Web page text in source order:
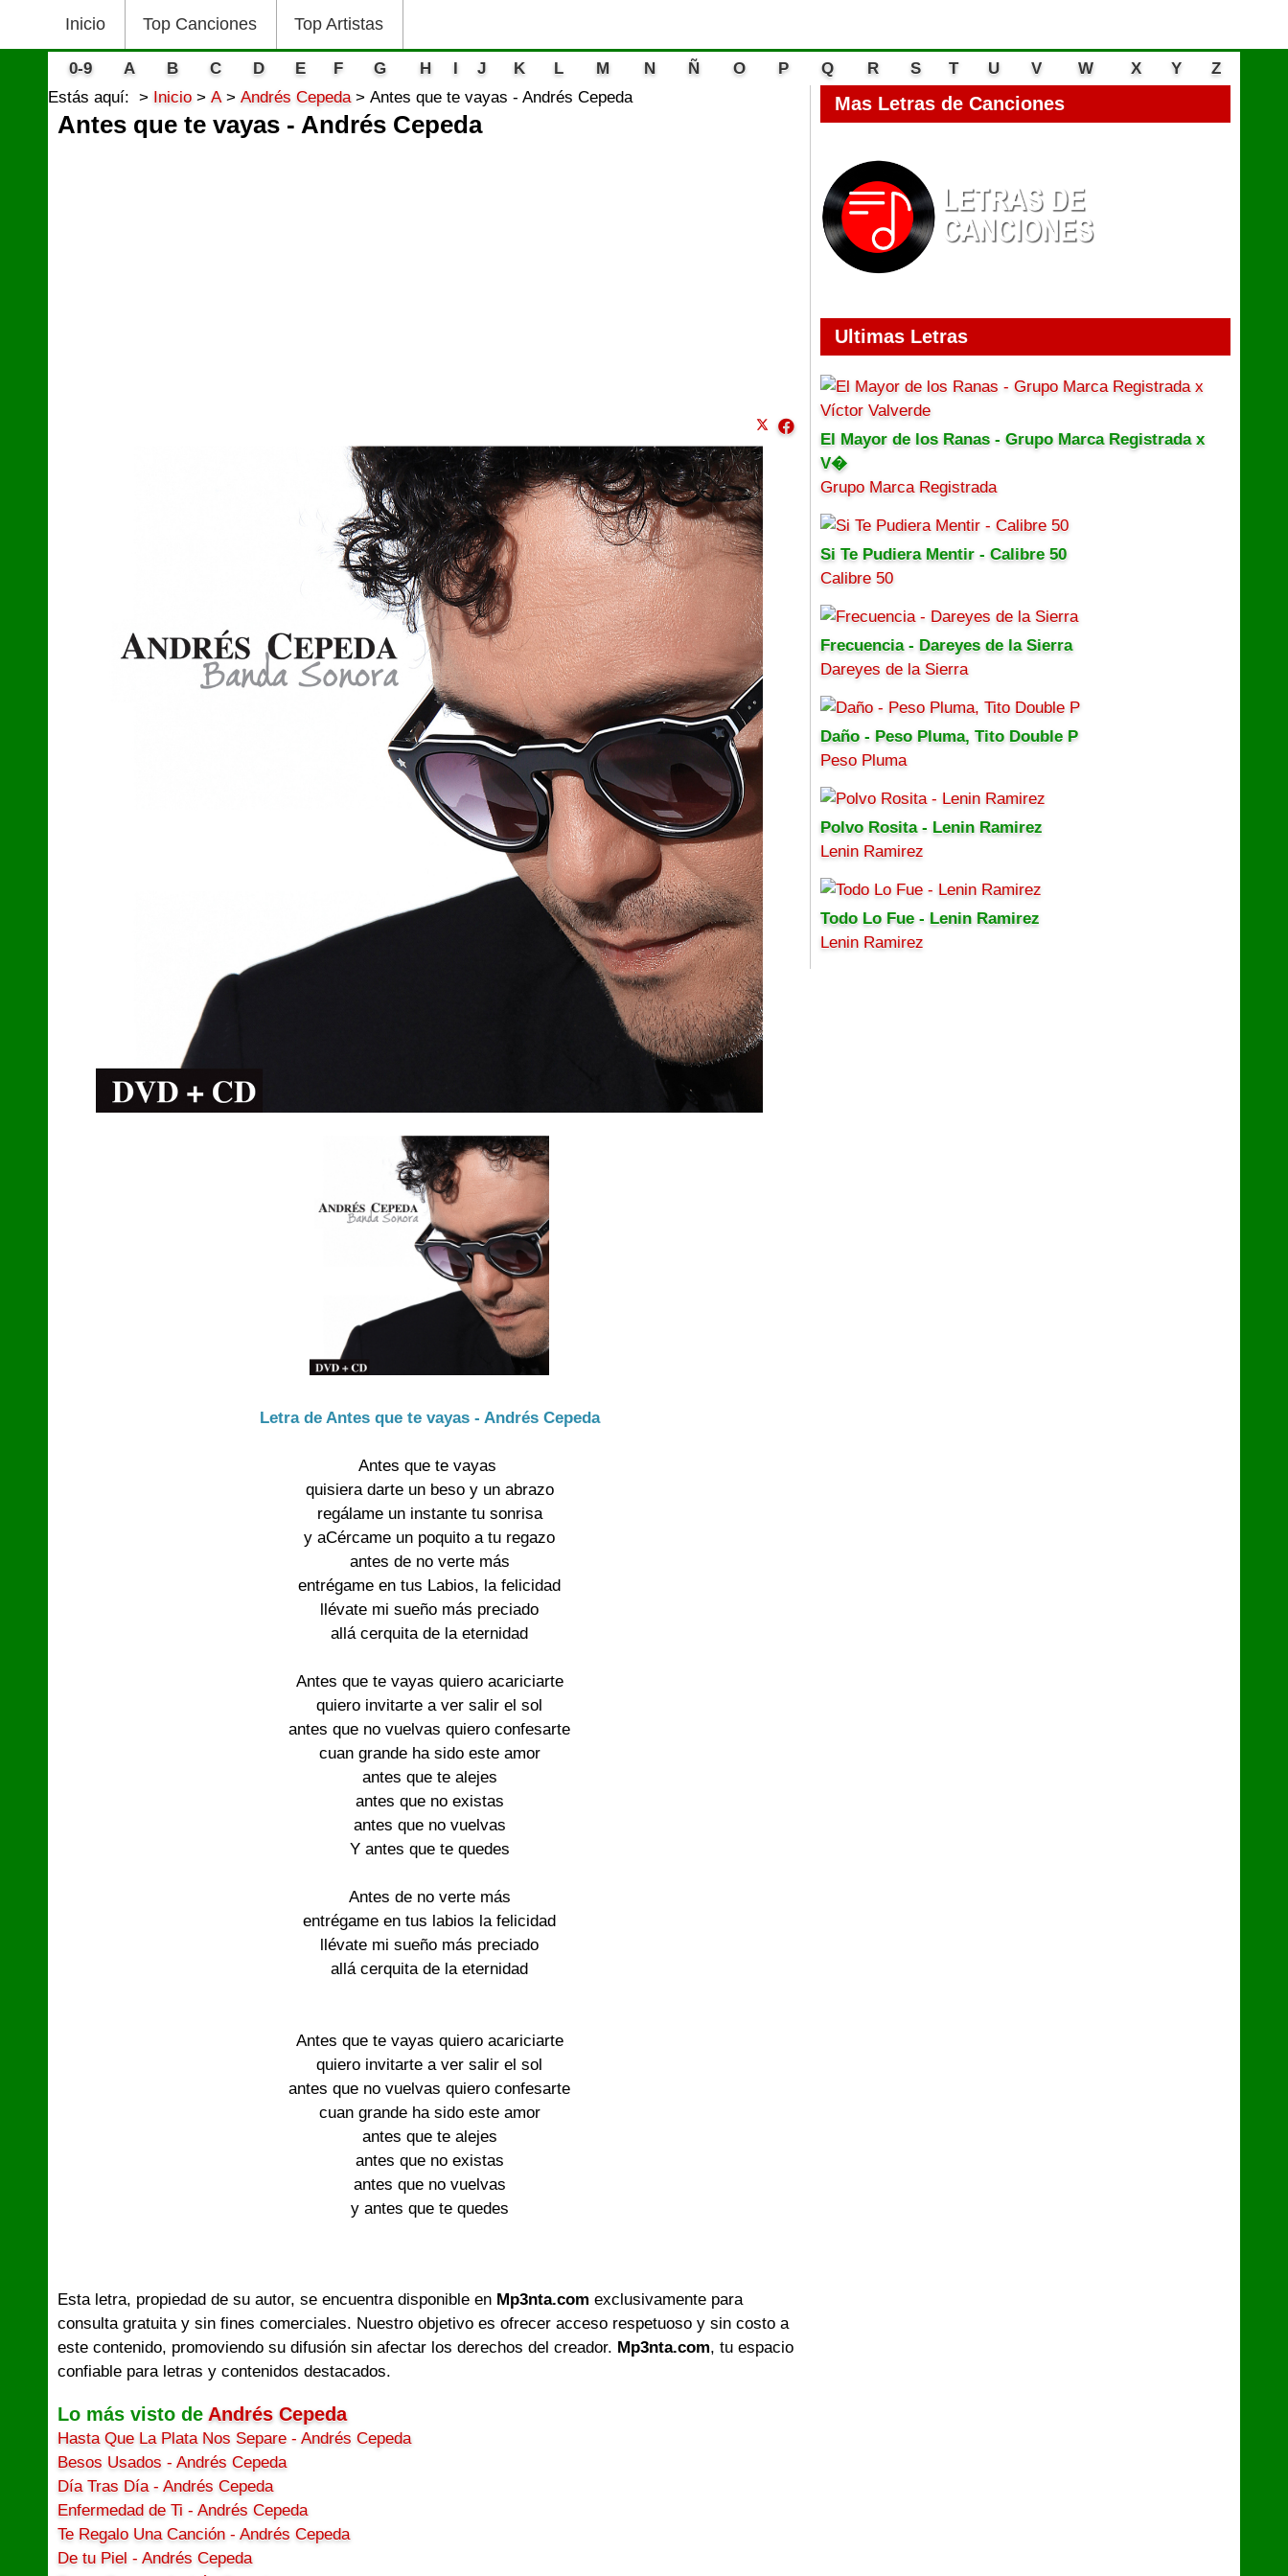
Inicio Top Canciones Top Artistas
0-9 A B C D E F G H I J K L M N Ñ O P Q R S T U V W X Y
Z
Estás aquí:
Inicio A Andrés Cepeda Antes que te vayas - Andrés Cepeda
Antes que te vayas - Andrés Cepeda
Letra de Antes que te vayas - Andrés Cepeda
Antes que te vayas
quisiera darte un beso y un abrazo
regálame un instante tu sonrisa
y aCércame un poquito a tu regazo
antes de no verte más
entrégame en tus Labios, la felicidad
llévate mi sueño más preciado
allá cerquita de la eternidad
Antes que te vayas quiero acariciarte
quiero invitarte a ver salir el sol
antes que no vuelvas quiero confesarte
cuan grande ha sido este amor
antes que te alejes
antes que no existas
antes que no vuelvas
Y antes que te quedes
Antes de no verte más
entrégame en tus labios la felicidad
llévate mi sueño más preciado
allá cerquita de la eternidad
Antes que te vayas quiero acariciarte
quiero invitarte a ver salir el sol
antes que no vuelvas quiero confesarte
cuan grande ha sido este amor
antes que te alejes
antes que no existas
antes que no vuelvas
y antes que te quedes
Esta letra, propiedad de su autor, se encuentra disponible en Mp3nta.com exclusivamente para
consulta gratuita y sin fines comerciales. Nuestro objetivo es ofrecer acceso respetuoso y sin costo a
este contenido, promoviendo su difusión sin afectar los derechos del creador. Mp3nta.com, tu espacio
confiable para letras y contenidos destacados.
Lo más visto de Andrés Cepeda
Hasta Que La Plata Nos Separe - Andrés Cepeda
Besos Usados - Andrés Cepeda
Día Tras Día - Andrés Cepeda
Enfermedad de Ti - Andrés Cepeda
Te Regalo Una Canción - Andrés Cepeda
De tu Piel - Andrés Cepeda
Mas Letras de Canciones
Ultimas Letras
El Mayor de los Ranas - Grupo Marca Registrada x
V�
Grupo Marca Registrada
Si Te Pudiera Mentir - Calibre 50
Calibre 50
Frecuencia - Dareyes de la Sierra
Dareyes de la Sierra
Daño - Peso Pluma, Tito Double P
Peso Pluma
Polvo Rosita - Lenin Ramirez
Lenin Ramirez
Todo Lo Fue - Lenin Ramirez
Lenin Ramirez